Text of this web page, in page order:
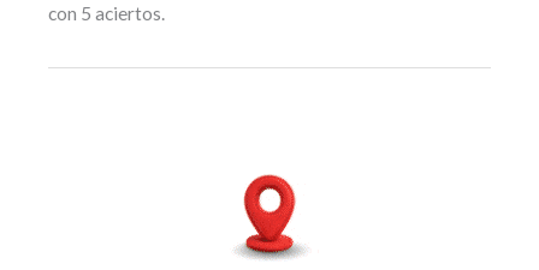
con 5 aciertos.